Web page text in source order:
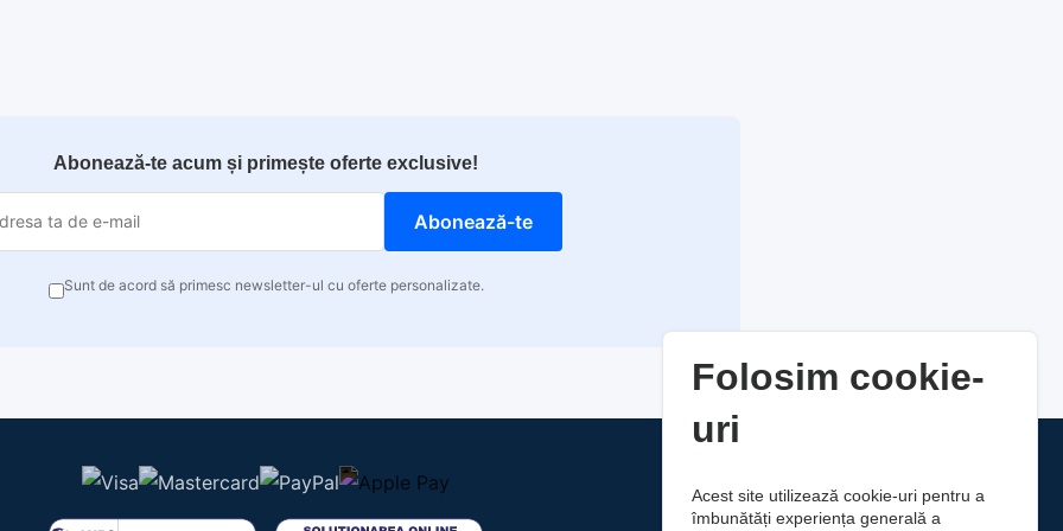
Abonează-te acum și primește oferte exclusive!
Abonează-te
Sunt de acord să primesc newsletter-ul cu oferte personalizate.
Folosim cookie-
uri
Acest site utilizează cookie-uri pentru a
îmbunătăți experiența generală a